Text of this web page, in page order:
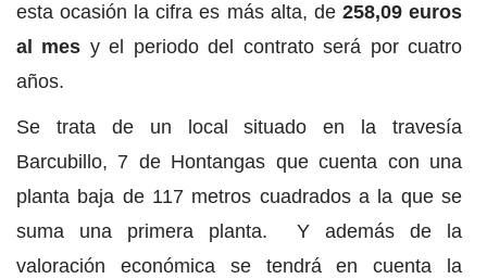
esta ocasión la cifra es más alta, de 258,09 euros
al mes y el periodo del contrato será por cuatro
años.
Se trata de un local situado en la travesía
Barcubillo, 7 de Hontangas que cuenta con una
planta baja de 117 metros cuadrados a la que se
suma una primera planta. Y además de la
valoración económica se tendrá en cuenta la